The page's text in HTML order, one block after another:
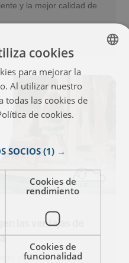
y la mejor calidad de
las ventajas de
es un socio
cookies
para mejorar la
Al utilizar nuestro
todas las cookies de
de cookies.
SOCIOS (1) →
Cookies de
rendimiento
Cookies de
funcionalidad